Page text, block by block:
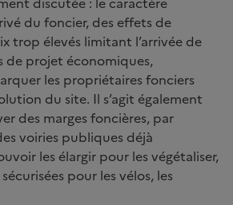
du foncier, des effets de
trop élevés limitant l’arrivée de
de projet économiques,
les propriétaires fonciers
du site. Il s’agit également
des marges foncières, par
voiries publiques déjà
les élargir pour les végétaliser,
pour les vélos, les